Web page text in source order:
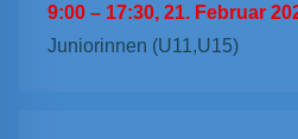
9:00 – 17:30, 21. Februar
Juniorinnen (U11,U15)